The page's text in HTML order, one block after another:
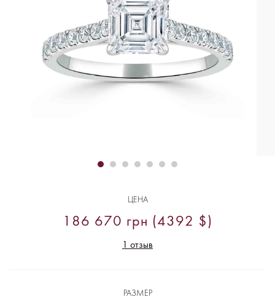
ЦЕНА
186 670 грн (4392 $)
1 отзыв
РАЗМЕР